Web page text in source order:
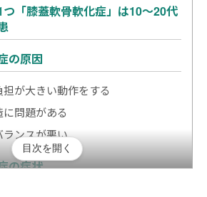
つ「膝蓋軟骨軟化症」は10～20代
の原因
が大きい動作をする
問題がある
ンスが悪い
の症状
目次を開く